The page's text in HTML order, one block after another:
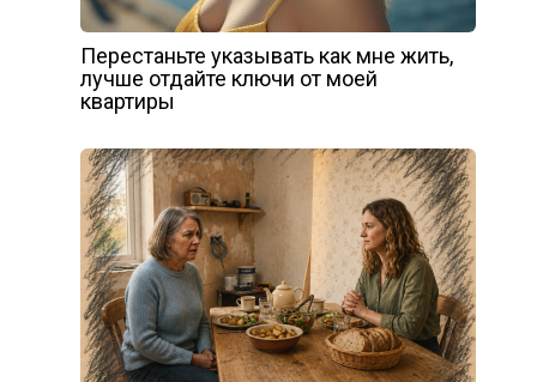
Перестаньте указывать как мне жить,
лучше отдайте ключи от моей
квартиры